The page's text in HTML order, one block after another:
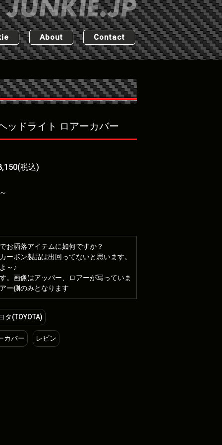
About Contact
ッドライト ロアーカバー
税込)
お洒落アイテムに如何ですか？
ーボン製品は出回ってないと思います。
～♪
。画像はアッパー、ロアーが写っていま
ー側のみとなります
タ(TOYOTA)
カバー レビン